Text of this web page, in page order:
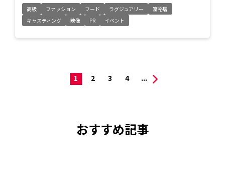
高級 ファッション フード ラグジュアリー
富裕層
キャスティング
映像 PR イベント
1 2 3 4 ...
おすすめ記事